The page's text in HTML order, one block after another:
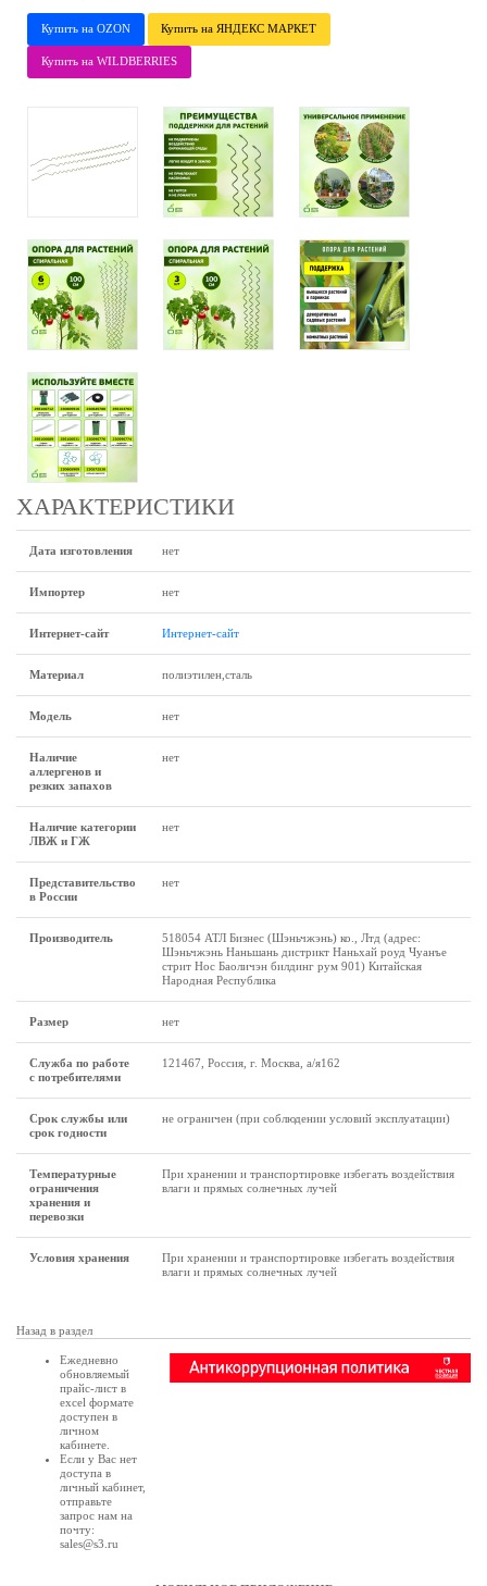
Купить на OZON Купить на ЯНДЕКС МАРКЕТ
Купить на WILDBERRIES
ХАРАКТЕРИСТИКИ
Дата изготовления нет
Импортер нет
Интернет-сайт Интернет-сайт
Материал полиэтилен,сталь
Модель нет
Наличие
аллергенов и
резких запахов
нет
Наличие категории
ЛВЖ и ГЖ
нет
Представительство
в России
нет
Производитель
518054 АТЛ Бизнес (Шэньчжэнь) ко., Лтд (адрес:
Шэньчжэнь Наньшань дистрикт Наньхай роуд Чуанъе
стрит Нос Баоличэн билдинг рум 901) Китайская
Народная Республика
Размеp нет
Служба по работе
с потребителями
121467, Россия, г. Москва, а/я162
Срок службы или
срок годности
не ограничен (при соблюдении условий эксплуатации)
Температурные
ограничения
хранения и
перевозки
При хранении и транспортировке избегать воздействия
влаги и прямых солнечных лучей
Условия хранения
При хранении и транспортировке избегать воздействия
влаги и прямых солнечных лучей
Назад в раздел
Ежедневно
обновляемый
прайс-лист в
excel формате
доступен в
личном
кабинете
Если у Вас нет
доступа в
личный кабинет,
отправьте
запрос нам на
почту:
sales@s3.ru